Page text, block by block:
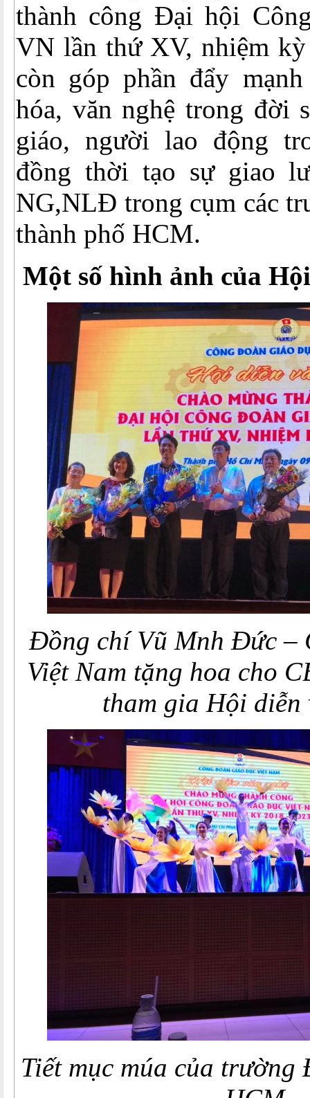
thành công Đại hội
VN lần thứ XV, nhiệm
còn góp phần đẩy
hóa, văn nghệ trong đời
giáo, người lao động
đồng thời tạo sự giao
NG,NLĐ trong cụm các
thành phố HCM.
Một số hình ảnh của
Đồng chí Vũ Mnh Đức –
Việt Nam tặng hoa cho
tham gia Hội diễn
Tiết mục múa của trường